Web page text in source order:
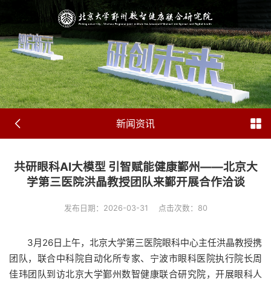
新闻资讯
共研眼科AI大模型 引智赋能健康鄞州——北京大
学第三医院洪晶教授团队来鄞开展合作洽谈
发布日期：2026-03-31 点击次数： 80
3月26日上午，北京大学第三医院眼科中心主任洪晶教授携
团队，联合中科院自动化所专家、宁波市眼科医院执行院长周
佳玮团队到访北京大学鄞州数智健康联合研究院，开展眼科人